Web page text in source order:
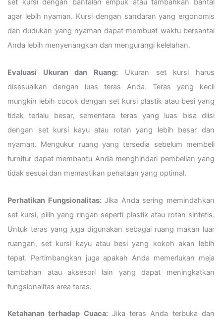
set kursi dengan bantalan empuk atau tambahkan bantal
agar lebih nyaman. Kursi dengan sandaran yang ergonomis
dan dudukan yang nyaman dapat membuat waktu bersantai
Anda lebih menyenangkan dan mengurangi kelelahan.
Evaluasi Ukuran dan Ruang: Ukuran set kursi harus
disesuaikan dengan luas teras Anda. Teras yang kecil
mungkin lebih cocok dengan set kursi plastik atau besi yang
tidak terlalu besar, sementara teras yang luas bisa diisi
dengan set kursi kayu atau rotan yang lebih besar dan
nyaman. Mengukur ruang yang tersedia sebelum membeli
furnitur dapat membantu Anda menghindari pembelian yang
tidak sesuai dan memastikan penataan yang optimal.
Perhatikan Fungsionalitas:Jika Anda sering memindahkan
set kursi, pilih yang ringan seperti plastik atau rotan sintetis.
Untuk teras yang juga digunakan sebagai ruang makan luar
ruangan, set kursi kayu atau besi yang kokoh akan lebih
tepat. Pertimbangkan juga apakah Anda memerlukan meja
tambahan atau aksesori lain yang dapat meningkatkan
fungsionalitas area teras.
Ketahanan terhadap Cuaca:Jika teras Anda terbuka dan